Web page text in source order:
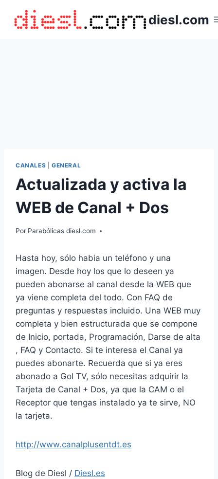
contenido
diesl.com
CANALES GENERAL
Actualizada y activa la
WEB de Canal + Dos
Por Parabólicas diesl.com
Hasta hoy, sólo habia un teléfono y una
imagen. Desde hoy los que lo deseen ya
pueden abonarse al canal desde la WEB que
ya viene completa del todo. Con FAQ de
preguntas y respuestas incluido. Una WEB muy
completa y bien estructurada que se compone
de Inicio, portada, Programación, Darse de alta
, FAQ y Contacto. Si te interesa el Canal ya
puedes abonarte. Recuerda que si ya eres
abonado a Gol TV, sólo necesitas adquirir la
Tarjeta de Canal + Dos, ya que la CAM o el
Receptor que tengas instalado ya te sirve, NO
la tarjeta.
http://www.canalplusentdt.es
Blog de Diesl / Diesl.es